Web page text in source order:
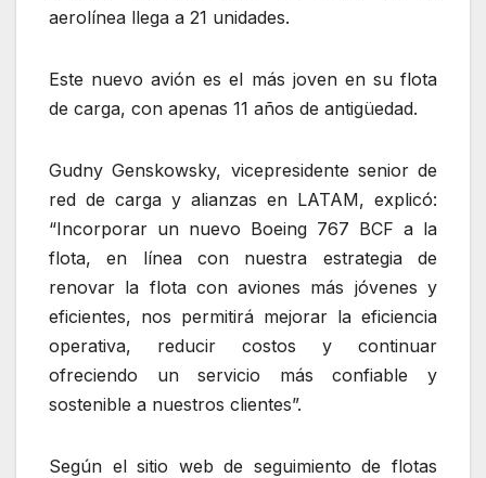
aerolínea llega a 21 unidades.
Este nuevo avión es el más joven en su flota
de carga, con apenas 11 años de antigüedad.
Gudny Genskowsky, vicepresidente senior de
red de carga y alianzas en LATAM, explicó:
“Incorporar un nuevo Boeing 767 BCF a la
flota, en línea con nuestra estrategia de
renovar la flota con aviones más jóvenes y
eficientes, nos permitirá mejorar la eficiencia
operativa, reducir costos y continuar
ofreciendo un servicio más confiable y
sostenible a nuestros clientes”.
Según el sitio web de seguimiento de flotas